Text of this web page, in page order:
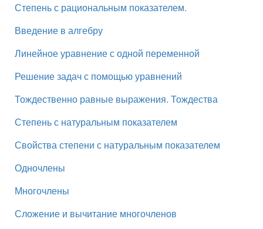
Степень с рациональным показателем.
Введение в алгебру
Линейное уравнение с одной переменной
Решение задач с помощью уравнений
Тождественно равные выражения. Тождества
Степень с натуральным показателем
Свойства степени с натуральным показателем
Одночлены
Многочлены
Сложение и вычитание многочленов